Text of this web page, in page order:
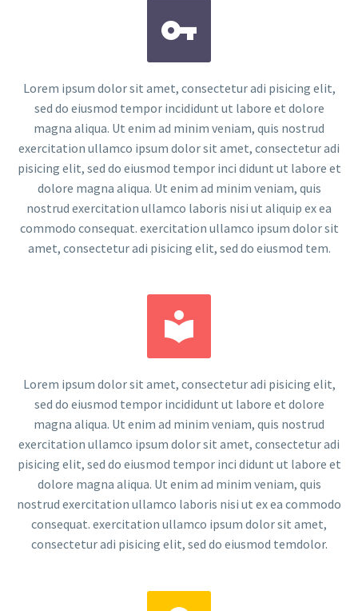


Lorem ipsum dolor sit amet, consectetur adi pisicing elit,
sed do eiusmod tempor incididunt ut labore et dolore
magna aliqua. Ut enim ad minim veniam, quis nostrud
exercitation ullamco ipsum dolor sit amet, consectetur adi
pisicing elit, sed do eiusmod tempor inci didunt ut labore et
dolore magna aliqua. Ut enim ad minim veniam, quis
nostrud exercitation ullamco laboris nisi ut aliquip ex ea
commodo consequat. exercitation ullamco ipsum dolor sit
amet, consectetur adi pisicing elit, sed do eiusmod tem.


Lorem ipsum dolor sit amet, consectetur adi pisicing elit,
sed do eiusmod tempor incididunt ut labore et dolore
magna aliqua. Ut enim ad minim veniam, quis nostrud
exercitation ullamco ipsum dolor sit amet, consectetur adi
pisicing elit, sed do eiusmod tempor inci didunt ut labore et
dolore magna aliqua. Ut enim ad minim veniam, quis
nostrud exercitation ullamco laboris nisi ut ex ea commodo
consequat. exercitation ullamco ipsum dolor sit amet,
consectetur adi pisicing elit, sed do eiusmod temdolor.